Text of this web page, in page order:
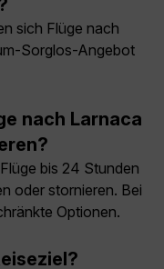
sich Flüge nach
Sorglos-Angebot
nach Larnaca
bis 24 Stunden
oder stornieren. Bei
Optionen.